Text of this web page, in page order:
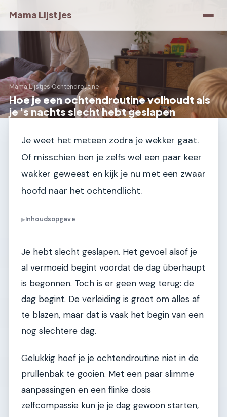
Mama Lijstjes
Mama Lijstjes›Ochtendroutine
Hoe je een ochtendroutine volhoudt als
je 's nachts slecht hebt geslapen
Je weet het meteen zodra je wekker gaat.
Of misschien ben je zelfs wel een paar keer
wakker geweest en kijk je nu met een zwaar
hoofd naar het ochtendlicht.
▶Inhoudsopgave
Je hebt slecht geslapen. Het gevoel alsof je
al vermoeid begint voordat de dag überhaupt
is begonnen. Toch is er geen weg terug: de
dag begint. De verleiding is groot om alles af
te blazen, maar dat is vaak het begin van een
nog slechtere dag.
Gelukkig hoef je je ochtendroutine niet in de
prullenbak te gooien. Met een paar slimme
aanpassingen en een flinke dosis
zelfcompassie kun je je dag gewoon starten,